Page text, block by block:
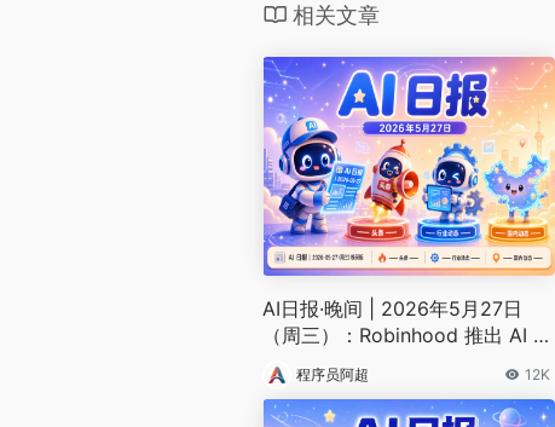
相关文章
AI日报·晚间 | 2026年5月27日
（周三）：Robinhood 推出 AI A
gent 交易、FastAPI 爆 BadHost
漏洞
程序员阿超 12K